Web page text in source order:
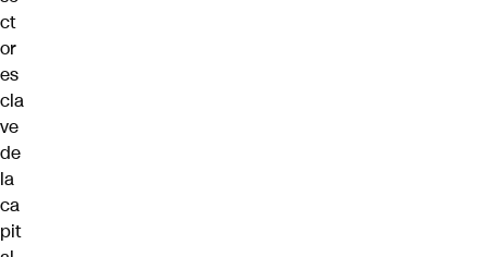
ct
or
es
cla
ve
de
la
ca
pit